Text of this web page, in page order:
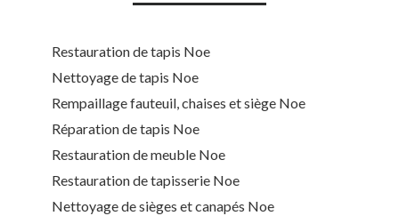
Restauration de tapis Noe
Nettoyage de tapis Noe
Rempaillage fauteuil, chaises et siège Noe
Réparation de tapis Noe
Restauration de meuble Noe
Restauration de tapisserie Noe
Nettoyage de sièges et canapés Noe